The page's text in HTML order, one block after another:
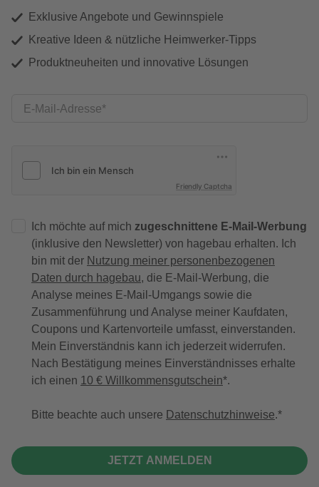
Exklusive Angebote und Gewinnspiele
Kreative Ideen & nützliche Heimwerker-Tipps
Produktneuheiten und innovative Lösungen
E-Mail-Adresse
Friendly Captcha
Ich möchte auf mich zugeschnittene E-Mail-Werbung
(inklusive den Newsletter) von hagebau erhalten. Ich
bin mit der Nutzung meiner personenbezogenen
Daten durch hagebau, die E-Mail-Werbung, die
Analyse meines E-Mail-Umgangs sowie die
Zusammenführung und Analyse meiner Kaufdaten,
Coupons und Kartenvorteile umfasst, einverstanden.
Mein Einverständnis kann ich jederzeit widerrufen.
Nach Bestätigung meines Einverständnisses erhalte
ich einen 10 € Willkommensgutschein*.
Bitte beachte auch unsere Datenschutzhinweise.
JETZT ANMELDEN